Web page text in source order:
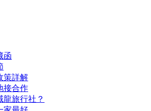
函
策詳解
接合作
龍旅行社？